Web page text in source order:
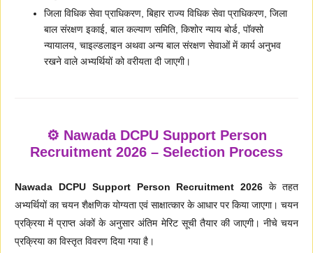
जिला विधिक सेवा प्राधिकरण, बिहार राज्य विधिक सेवा प्राधिकरण, जिला
बाल संरक्षण इकाई, बाल कल्याण समिति, किशोर न्याय बोर्ड, पॉक्सो
न्यायालय, चाइल्डलाइन अथवा अन्य बाल संरक्षण सेवाओं में कार्य अनुभव
रखने वाले अभ्यर्थियों को वरीयता दी जाएगी।
⚙️ Nawada DCPU Support Person
Recruitment 2026 – Selection Process
Nawada DCPU Support Person Recruitment 2026 के तहत
अभ्यर्थियों का चयन शैक्षणिक योग्यता एवं साक्षात्कार के आधार पर किया जाएगा। चयन
प्रक्रिया में प्राप्त अंकों के अनुसार अंतिम मेरिट सूची तैयार की जाएगी। नीचे चयन
प्रक्रिया का विस्तृत विवरण दिया गया है।